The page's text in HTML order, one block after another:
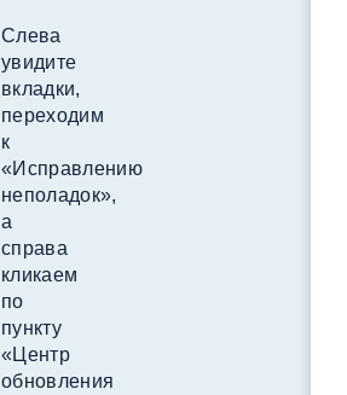
Слева
увидите
вкладки,
переходим
к
«Исправлению
неполадок»,
а
справа
кликаем
по
пункту
«Центр
обновления